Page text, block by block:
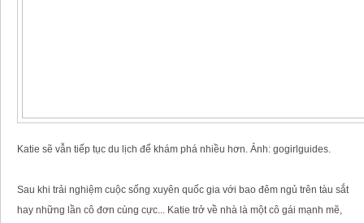
Katie sẽ vẫn tiếp tục du lịch để khám phá nhiều hơn. Ảnh: gogirlguides.
Sau khi trải nghiệm cuộc sống xuyên quốc gia với bao đêm ngủ trên tàu sắt
hay những lần cô đơn cùng cực... Katie trở về nhà là một cô gái mạnh mẽ,